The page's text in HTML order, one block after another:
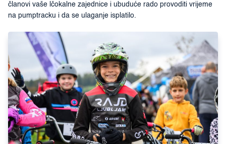
članovi vaše lčokalne zajednice i ubuduće rado provoditi vrijeme
na pumptracku i da se ulaganje isplatilo.